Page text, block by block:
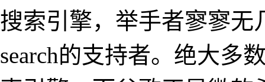
搜索引擎，举手者寥寥无
search的支持者。绝大多